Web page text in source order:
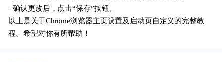
- 确认更改后，点击“保存”按钮。
以上是关于Chrome浏览器主页设置及启动页自定义的完整教
程。希望对你有所帮助！